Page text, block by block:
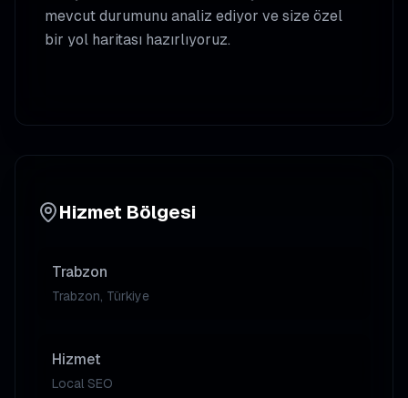
mevcut durumunu analiz ediyor ve size özel
bir yol haritası hazırlıyoruz.
Hizmet Bölgesi
Trabzon
Trabzon, Türkiye
Hizmet
Local SEO